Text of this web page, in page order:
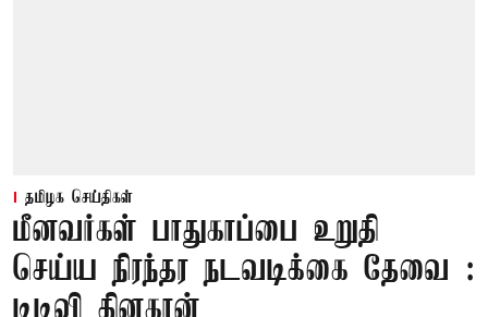
தமிழக செய்திகள்
மீனவர்கள் பாதுகாப்பை உறுதி
செய்ய நிரந்தர நடவடிக்கை தேவை :